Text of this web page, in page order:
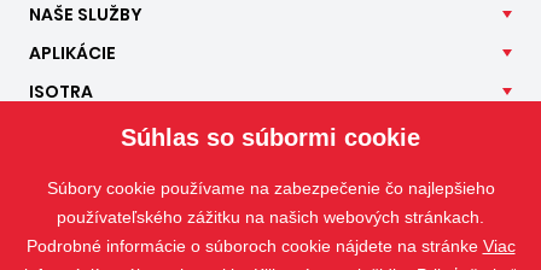
NAŠE SLUŽBY
APLIKÁCIE
ISOTRA
Súhlas so súbormi cookie
Súbory cookie používame na zabezpečenie čo najlepšieho
používateľského zážitku na našich webových stránkach.
Podrobné informácie o súboroch cookie nájdete na stránke Viac